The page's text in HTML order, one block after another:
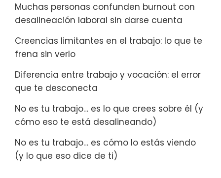
Muchas personas confunden burnout con
desalineación laboral sin darse cuenta
Creencias limitantes en el trabajo: lo que te
frena sin verlo
Diferencia entre trabajo y vocación: el error
que te desconecta
No es tu trabajo… es lo que crees sobre él (y
cómo eso te está desalineando)
No es tu trabajo… es cómo lo estás viendo
(y lo que eso dice de ti)